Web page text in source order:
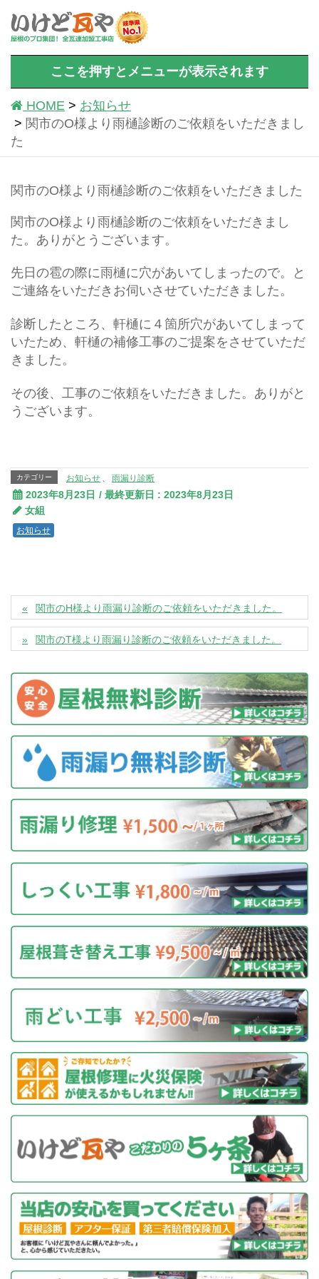
ここを押すとメニューが表示されます
HOME
お知らせ
関市のO様より雨樋診断のご依頼をいただきまし
た
関市のO様より雨樋診断のご依頼をいただきました
関市のO様より雨樋診断のご依頼をいただきまし
た。ありがとうございます。
先日の雹の際に雨樋に穴があいてしまったので。と
ご連絡をいただきお伺いさせていただきました。
診断したところ、軒樋に４箇所穴があいてしまって
いたため、軒樋の補修工事のご提案をさせていただ
きました。
その後、工事のご依頼をいただきました。ありがと
うございます。
カテゴリー お知らせ 、 雨漏り診断
2023年8月23日 / 最終更新日 : 2023年8月23日
女組
お知らせ
関市のH様より雨漏り診断のご依頼をいただきました。
関市のT様より雨漏り診断のご依頼をいただきました。